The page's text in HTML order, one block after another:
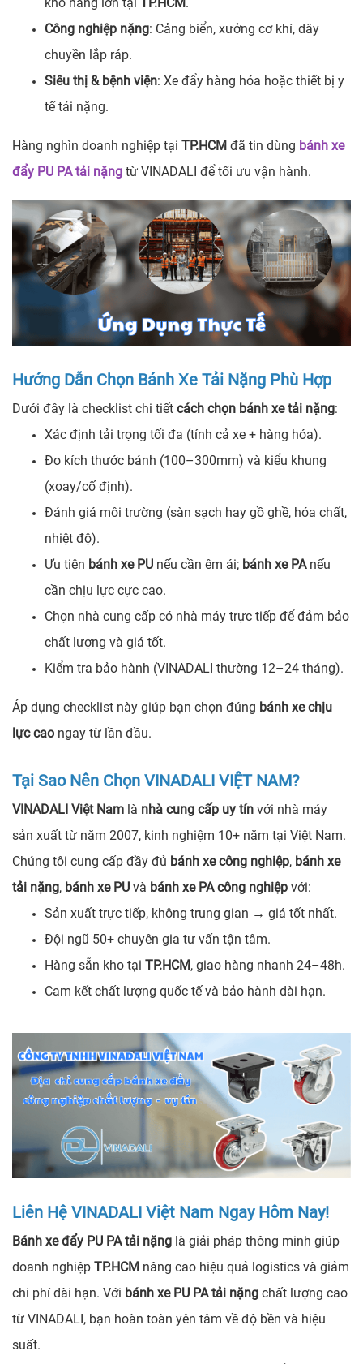
Công nghiệp nặng: Cảng biển, xưởng cơ khí, dây
chuyền lắp ráp.
Siêu thị & bệnh viện: Xe đẩy hàng hóa hoặc thiết bị y
tế tải nặng.
Hàng nghìn doanh nghiệp tại TP.HCM đã tin dùng bánh xe
đẩy PU PA tải nặng từ VINADALI để tối ưu vận hành.
Hướng Dẫn Chọn Bánh Xe Tải Nặng Phù Hợp
Dưới đây là checklist chi tiết cách chọn bánh xe tải nặng:
Xác định tải trọng tối đa (tính cả xe + hàng hóa).
Đo kích thước bánh (100–300mm) và kiểu khung
(xoay/cố định).
Đánh giá môi trường (sàn sạch hay gồ ghề, hóa chất,
nhiệt độ).
Ưu tiên bánh xe PU nếu cần êm ái; bánh xe PAnếu
cần chịu lực cực cao.
Chọn nhà cung cấp có nhà máy trực tiếp để đảm bảo
chất lượng và giá tốt.
Kiểm tra bảo hành (VINADALI thường 12–24 tháng).
Áp dụng checklist này giúp bạn chọn đúng bánh xe chịu
lực cao ngay từ lần đầu.
Tại Sao Nên Chọn VINADALI VIỆT NAM?
VINADALI Việt Nam là nhà cung cấp uy tín với nhà máy
sản xuất từ năm 2007, kinh nghiệm 10+ năm tại Việt Nam.
Chúng tôi cung cấp đầy đủ bánh xe công nghiệp, bánh xe
tải nặng, bánh xe PU và bánh xe PA công nghiệp với:
Sản xuất trực tiếp, không trung gian → giá tốt nhất.
Đội ngũ 50+ chuyên gia tư vấn tận tâm.
Hàng sẵn kho tại TP.HCM, giao hàng nhanh 24–48h.
Cam kết chất lượng quốc tế và bảo hành dài hạn.
Liên Hệ VINADALI Việt Nam Ngay Hôm Nay!
Bánh xe đẩy PU PA tải nặng là giải pháp thông minh giúp
doanh nghiệp TP.HCM nâng cao hiệu quả logistics và giảm
chi phí dài hạn. Với bánh xe PU PA tải nặng chất lượng cao
từ VINADALI, bạn hoàn toàn yên tâm về độ bền và hiệu
suất.